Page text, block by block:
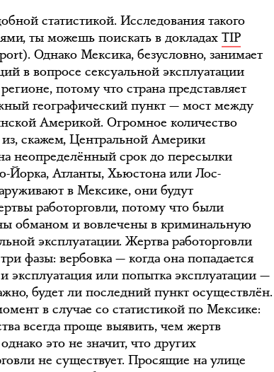
статистикой. Исследования такого
ты можешь поискать в докладахTIP
Однако Мексика, безусловно, занимает
в вопросе сексуальной эксплуатации
потому что страна представляет
географический пункт — мост между
Америкой. Огромное количество
скажем, Центральной Америки
неопределённый срок до пересылки
Йорка, Атланты, Хьюстона или Лос-
в Мексике, они будут
работорговли, потому что были
обманом и вовлечены в криминальную
эксплуатации. Жертва работорговли
фазы: вербовка — когда она попадается
эксплуатация или попытка эксплуатации —
будет ли последний пункт осуществлён.
в случае со статистикой по Мексике:
всегда проще выявить, чем жертв
это не значит, что других
не существует. Просящие на улице